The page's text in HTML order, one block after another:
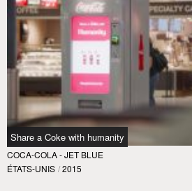
Share a Coke with humanity
COCA-COLA - JET BLUE
ÉTATS-UNIS / 2015